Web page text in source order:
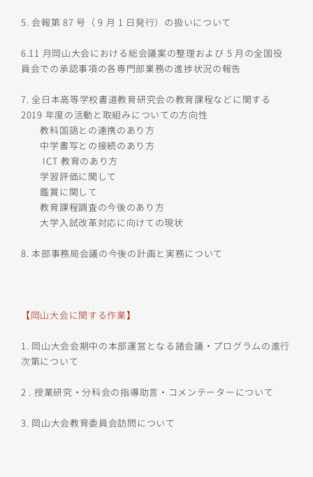
5. 会報第 87 号（ 9 月 1 日発行）の扱いについて
6.11 月岡山大会における総会議案の整理および 5 月の全国役
員会での承認事項の各専門部業務の進捗状況の報告
7. 全日本高等学校書道教育研究会の教育課程などに関する
2019 年度の活動と取組みについての方向性
教科国語との連携のあり方
中学書写との接続のあり方
ICT 教育のあり方
学習評価に関して
鑑賞に関して
教育課程調査の今後のあり方
大学入試改革対応に向けての現状
8. 本部事務局会議の今後の計画と実務について
【岡山大会に関する作業】
1. 岡山大会会期中の本部運営となる諸会議・プログラムの進行
次第について
2 . 授業研究・分科会の指導助言・コメンテーターについて
3. 岡山大会教育委員会訪問について